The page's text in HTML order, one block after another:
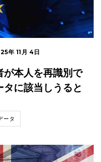
年 11月 4日
本人を再識別で
に該当しうると
ータ